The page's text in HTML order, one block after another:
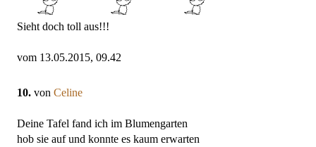
Sieht doch toll aus!!!
vom 13.05.2015, 09.42
10. von Celine
Deine Tafel fand ich im Blumengarten
hob sie auf und konnte es kaum erwarten